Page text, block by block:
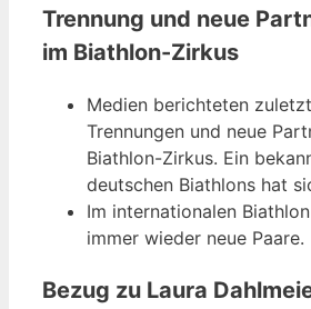
Trennung und neue
im Biathlon-Zirkus
Medien berichteten
Trennungen und neue
Biathlon-Zirkus. Ein
deutschen Biathlons hat
Im internationalen
immer wieder neue Paare.
Bezug zu Laura